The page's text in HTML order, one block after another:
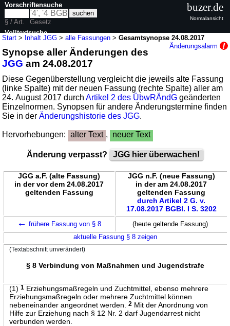
Start > Inhalt JGG >alle Fassungen >Gesamtsynopse 24.08.2017
Änderungsalarm
Synopse aller Änderungen des
JGG am 24.08.2017
Diese Gegenüberstellung vergleicht die jeweils alte Fassung
(linke Spalte) mit der neuen Fassung (rechte Spalte) aller am
24. August 2017 durchArtikel 2 des ÜbwRÄndG geänderten
Einzelnormen. Synopsen für andere Änderungstermine finden
Sie in derÄnderungshistorie des JGG.
Hervorhebungen: alter Text , neuer Text
Änderung verpasst? JGG hier überwachen!
JGG a.F. (alte Fassung)
in der vor dem 24.08.2017
geltenden Fassung
JGG n.F. (neue Fassung)
in der am 24.08.2017
geltenden Fassung
durch Artikel 2 G. v.
17.08.2017 BGBl. I S. 3202
← frühere Fassung von § 8
(heute geltende Fassung)
aktuelle Fassung § 8 zeigen
(Textabschnitt unverändert)
§ 8 Verbindung von Maßnahmen und Jugendstrafe
(1) 1Erziehungsmaßregeln und Zuchtmittel, ebenso mehrere
Erziehungsmaßregeln oder mehrere Zuchtmittel können
nebeneinander angeordnet werden.
2Mit der Anordnung von
Hilfe zur Erziehung nach § 12 Nr. 2 darf Jugendarrest nicht
verbunden werden.
Vorschriftensuche
§ / Art.
Gesetz
Volltextsuche
nur in JGG
buzer.de
Normalansicht